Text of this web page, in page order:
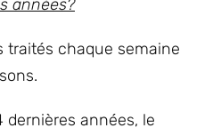
années?
traités chaque semaine
dernières années, le